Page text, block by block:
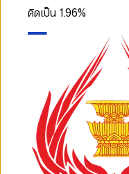
คิดเป็น 1.96%